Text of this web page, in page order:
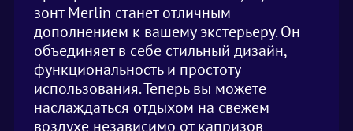
зонт Merlin станет отличным
дополнением к вашему экстерьеру. Он
объединяет в себе стильный дизайн,
функциональность и простоту
использования. Теперь вы можете
наслаждаться отдыхом на свежем
воздухе независимо от капризов